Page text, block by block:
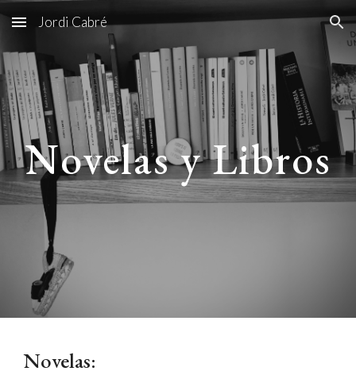
Skip to main content Skip to navigation
Jordi Cabré
NovelasyLibros
Novelas: